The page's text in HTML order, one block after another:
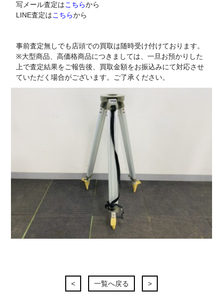
写メール査定はこちらから
LINE査定はこちらから
事前査定無しでも店頭での買取は随時受け付けております。
※大型商品、高価格商品につきましては、一旦お預かりした
上で査定結果をご報告後、買取金額をお振込みにて対応させ
ていただく場合がございます。ご了承ください。
< 一覧へ戻る >